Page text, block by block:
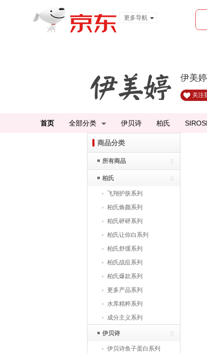
更多导航
伊美
关注
首页 全部分类 伊贝诗 柏氏
商品分类
所有商品
柏氏
飞翔护肤系列
柏氏焕颜系列
柏氏砰砰系列
柏氏让你白系列
柏氏舒缓系列
柏氏战痘系列
柏氏爆款系列
更多产品系列
水库精粹系列
成分主义系列
伊贝诗
伊贝诗鱼子蛋白系列